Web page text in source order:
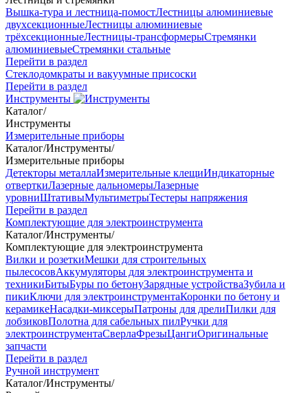
Вышка-тура и лестница-помостЛестницы алюминиевые
двухсекционныеЛестницы алюминиевые
трёхсекционныеЛестницы-трансформерыСтремянки
алюминиевыеСтремянки стальные
Перейти в раздел
Стеклодомкраты и вакуумные присоски
Перейти в раздел
Инструменты
Каталог/
Инструменты
Измерительные приборы
Каталог/Инструменты/
Измерительные приборы
Детекторы металлаИзмерительные клещиИндикаторные
отверткиЛазерные дальномерыЛазерные
уровниШтативыМультиметрыТестеры напряжения
Перейти в раздел
Комплектующие для электроинструмента
Каталог/Инструменты/
Комплектующие для электроинструмента
Вилки и розеткиМешки для строительных
пылесосовАккумуляторы для электроинструмента и
техникиБитыБуры по бетонуЗарядные устройстваЗубила и
пикиКлючи для электроинструментаКоронки по бетону и
керамикеНасадки-миксерыПатроны для дрелиПилки для
лобзиковПолотна для сабельных пилРучки для
электроинструментаСверлаФрезыЦангиОригинальные
запчасти
Перейти в раздел
Ручной инструмент
Каталог/Инструменты/